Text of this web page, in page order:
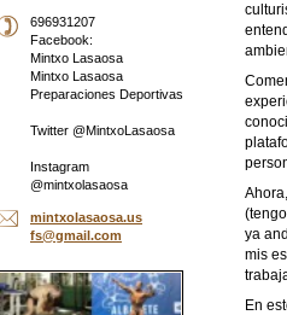
ya
mis
En
696931207
Facebook:
Mintxo Lasaosa
Mintxo Lasaosa
Preparaciones Deportivas
Twitter @MintxoLasaosa
Instagram
@mintxolasaosa
mintxolasaosa.us
fs@gmail.com